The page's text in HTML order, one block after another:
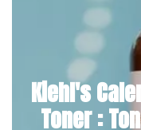
Kiehl's
Toner :